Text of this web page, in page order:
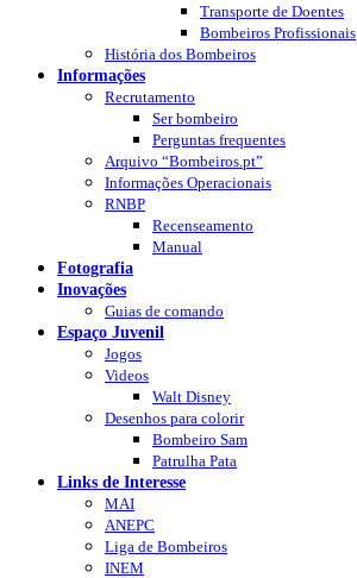
Transporte de Doentes
Bombeiros Profissionais
História dos Bombeiros
Informações
Recrutamento
Ser bombeiro
Perguntas frequentes
Arquivo “Bombeiros.pt”
Informações Operacionais
RNBP
Recenseamento
Manual
Fotografia
Inovações
Guias de comando
Espaço Juvenil
Jogos
Videos
Walt Disney
Desenhos para colorir
Bombeiro Sam
Patrulha Pata
Links de Interesse
MAI
ANEPC
Liga de Bombeiros
INEM